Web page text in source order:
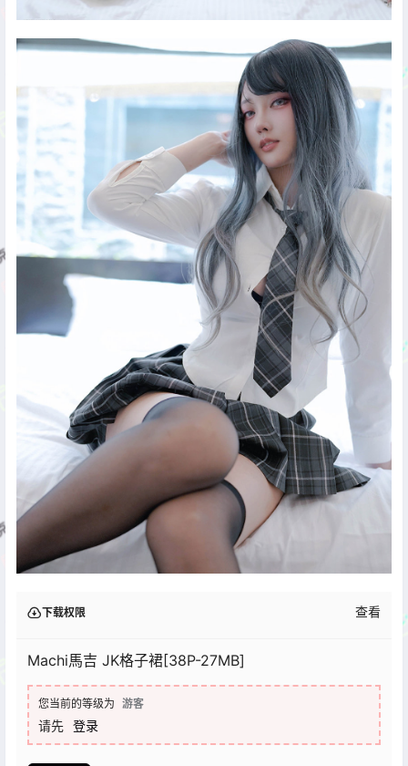
下载权限 查看
Machi馬吉 JK格子裙[38P-27MB]
您当前的等级为 游客
请先 登录